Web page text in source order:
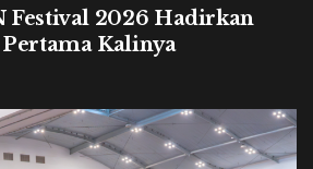
Festival 2026 Hadirkan
Kalinya